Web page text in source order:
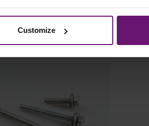
Customize